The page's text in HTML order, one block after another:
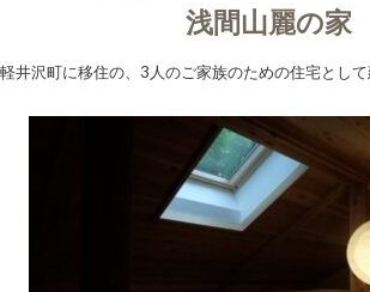
浅間山麗の家
軽井沢町に移住の、3人のご家族のための住宅とし